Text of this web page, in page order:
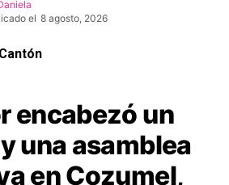
el 8 agosto, 2026
encabezó un
una asamblea
en Cozumel,